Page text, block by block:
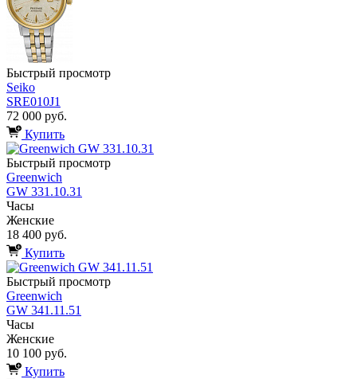
Быстрый просмотр
Seiko
SRE010J1
72 000 руб.
Купить
Быстрый просмотр
Greenwich
GW 331.10.31
Часы
Женские
18 400 руб.
Купить
Быстрый просмотр
Greenwich
GW 341.11.51
Часы
Женские
10 100 руб.
Купить